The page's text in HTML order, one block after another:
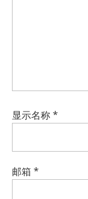
显示名称*
邮箱 *